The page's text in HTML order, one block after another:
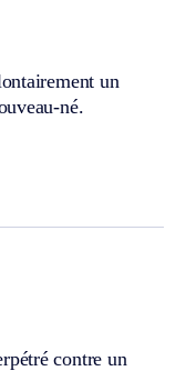
un
né.
contre un